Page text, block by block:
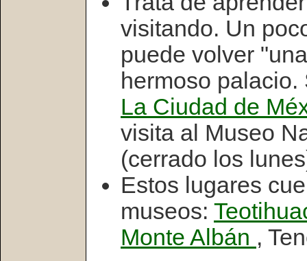
visitando. Un
puede volver
hermoso
La Ciudad de
visita al Museo
(cerrado los
Estos lugares
museos:
Monte Albán ,